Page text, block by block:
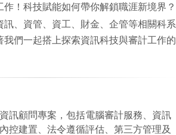
！科技賦能如何帶你解鎖職涯新境界？
、資管、資工、財金、 企管等相關科系
我們一起搭上探索資訊科技與審計工作的
訊顧問專案，包括電腦審計服務、資訊
控建置、法令遵循評估、第三方管理及